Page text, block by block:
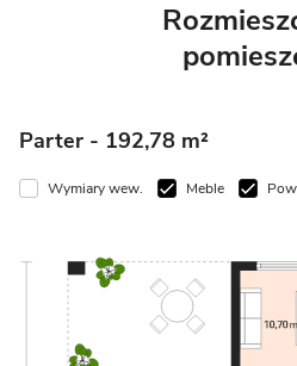
Parter - 192,78 m²
wew. Meble Pow.